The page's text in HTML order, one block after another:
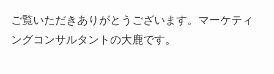
ご覧いただきありがとうございます。マーケティ
ングコンサルタントの大鹿です。